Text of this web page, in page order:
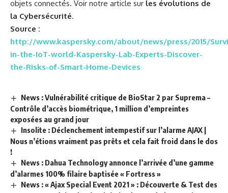
objets connectés. Voir notre article sur les évolutions de
la Cybersécurité.
Source :
http://www.kaspersky.com/about/news/press/2015/
in-the-IoT-world-Kaspersky-Lab-Experts-Discover-
the-Risks-of-Smart-Home-Devices
News : Vulnérabilité critique de BioStar 2 par Suprema –
Contrôle d’accès biométrique, 1 million d’empreintes
exposées au grand jour
Insolite : Déclenchement intempestif sur l’alarme AJAX |
Nous n’étions vraiment pas prêts et cela fait froid dans le dos
!
News : Dahua Technology annonce l’arrivée d’une gamme
d’alarmes 100% filaire baptisée « Fortress »
News : « Ajax Special Event 2021 » : Découverte & Test des